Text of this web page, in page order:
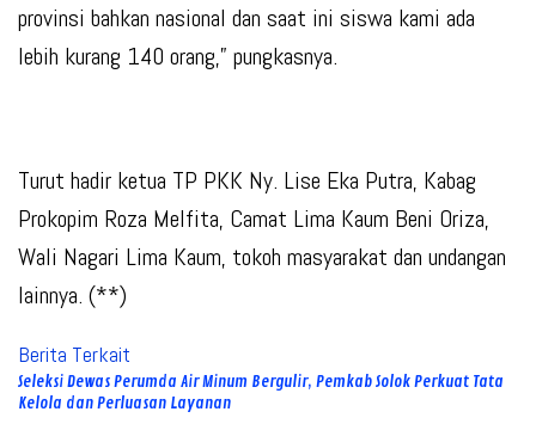
provinsi bahkan nasional dan saat ini siswa kami ada
lebih kurang 140 orang,” pungkasnya.
Turut hadir ketua TP PKK Ny. Lise Eka Putra, Kabag
Prokopim Roza Melfita, Camat Lima Kaum Beni Oriza,
Wali Nagari Lima Kaum, tokoh masyarakat dan undangan
lainnya. (**)
Berita Terkait
Seleksi Dewas Perumda Air Minum Bergulir, Pemkab Solok Perkuat Tata
Kelola dan Perluasan Layanan